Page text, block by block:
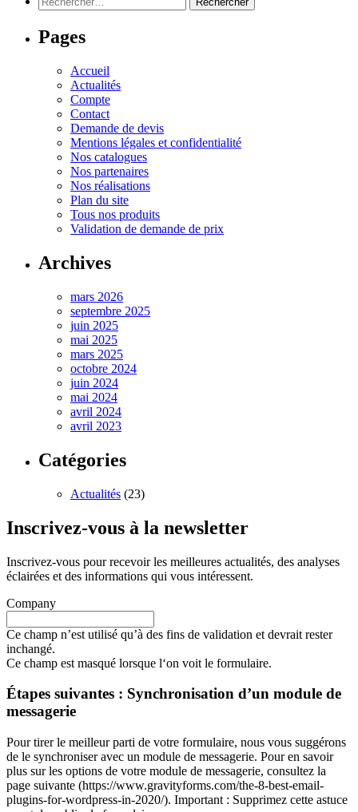
Pages
Accueil
Actualités
Compte
Contact
Demande de devis
Mentions légales et confidentialité
Nos catalogues
Nos partenaires
Nos réalisations
Plan du site
Tous nos produits
Validation de demande de prix
Archives
mars 2026
septembre 2025
juin 2025
mai 2025
mars 2025
octobre 2024
juin 2024
mai 2024
avril 2024
avril 2023
Catégories
Actualités (23)
Inscrivez-vous à la newsletter
Inscrivez-vous pour recevoir les meilleures actualités, des analyses
éclairées et des informations qui vous intéressent.
Company
Ce champ n’est utilisé qu’à des fins de validation et devrait rester
inchangé.
Ce champ est masqué lorsque l‘on voit le formulaire.
Étapes suivantes : Synchronisation d’un module de
messagerie
Pour tirer le meilleur parti de votre formulaire, nous vous suggérons
de le synchroniser avec un module de messagerie. Pour en savoir
plus sur les options de votre module de messagerie, consultez la
page suivante (https://www.gravityforms.com/the-8-best-email-
plugins-for-wordpress-in-2020/). Important : Supprimez cette astuce